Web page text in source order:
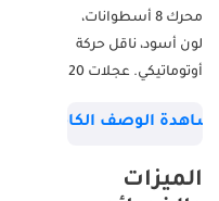
محرك 8 أسطوانات،
لون أسود، ناقل حركة
أوتوماتيكي. عجلات 20
الداخل. عداد
كيلومتر، مواصفات
الوصف الكامل
الميزات